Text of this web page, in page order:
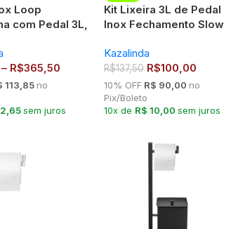
Loop
com Pedal 3L,
– R$365,50
113,85 no
sem juros
Kit Lixeira 3L de Pedal
Inox Fechamento Slow
Sanitária Inox Kazalinda
Kazalinda
R$137,50 R$100,00
10% OFFR$ 90,00 no
Pix/Boleto
10x de R$ 10,00 sem juros